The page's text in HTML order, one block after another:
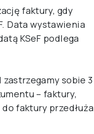
faktury, gdy
Data wystawienia
KSeF podlega
sobie 3
– faktury,
faktury przedłuża